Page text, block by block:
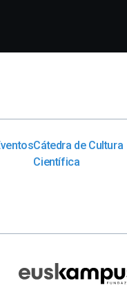
Cátedra de Cultura
Científica
Fundazioa